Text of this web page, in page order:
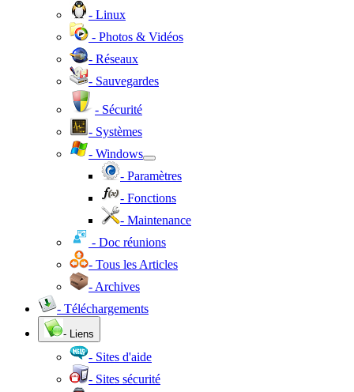
- Linux
- Photos & Vidéos
- Réseaux
- Sauvegardes
- Sécurité
- Systèmes
- Windows
- Paramètres
- Fonctions
- Maintenance
- Doc réunions
- Tous les Articles
- Archives
- Téléchargements
- Liens
- Sites d'aide
- Sites sécurité